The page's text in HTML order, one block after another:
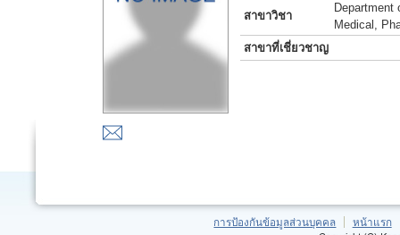
สาขาวิชา
Department
Medical,
สาขาที่เชี่ยวชาญ
การป้องกันข้อมูลส่วนบุคคล หน้าแรก